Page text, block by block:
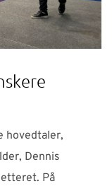
hovedtaler,
Dennis
På